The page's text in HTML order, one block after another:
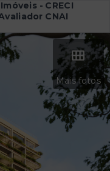
- CRECI
CNAI
Mais fotos